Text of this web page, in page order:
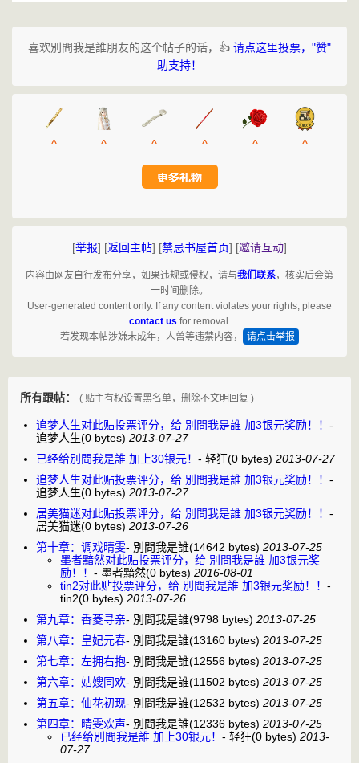
喜欢別問我是誰朋友的这个帖子的话，👍 请点这里投票，"赞"
助支持！
^ ^ ^ ^ ^ ^
[举报] [返回主帖] [禁忌书屋首页] [邀请互动]
内容由网友自行发布分享，如果违规或侵权，请与我们联系，核实后会第
一时间删除。
User-generated content only. If any content violates your rights, please
contact us for removal.
若发现本帖涉嫌未成年，人兽等违禁内容，
请点击举报
所有跟帖： ( 贴主有权设置黑名单，删除不文明回复 )
追梦人生对此贴投票评分，给 別問我是誰 加3银元奖励！！ -
追梦人生(0 bytes) 2013-07-27
已经给別問我是誰 加上30银元！ - 轻狂(0 bytes) 2013-07-27
追梦人生对此贴投票评分，给 別問我是誰 加3银元奖励！！ -
追梦人生(0 bytes) 2013-07-27
居美猫迷对此贴投票评分，给 別問我是誰 加3银元奖励！！ -
居美猫迷(0 bytes) 2013-07-26
第十章：调戏晴雯- 別問我是誰(14642 bytes) 2013-07-25
墨者黯然对此贴投票评分，给 別問我是誰 加3银元奖
励！！ - 墨者黯然(0 bytes) 2016-08-01
tin2对此贴投票评分，给 別問我是誰 加3银元奖励！！ -
tin2(0 bytes) 2013-07-26
第九章：香菱寻亲- 別問我是誰(9798 bytes) 2013-07-25
第八章：皇妃元春- 別問我是誰(13160 bytes) 2013-07-25
第七章：左拥右抱- 別問我是誰(12556 bytes) 2013-07-25
第六章：姑嫂同欢- 別問我是誰(11502 bytes) 2013-07-25
第五章：仙花初现- 別問我是誰(12532 bytes) 2013-07-25
第四章：晴雯欢声- 別問我是誰(12336 bytes) 2013-07-25
已经给別問我是誰 加上30银元！ - 轻狂(0 bytes) 2013-
07-27